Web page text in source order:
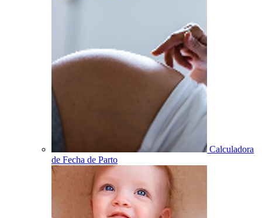
Calculadora
de Fecha de Parto